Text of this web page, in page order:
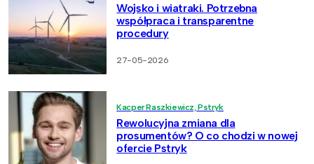
Wojsko i wiatraki. Potrzebna
współpraca i transparentne
procedury
27-05-2026
Kacper Raszkiewicz, Pstryk
Rewolucyjna zmiana dla
prosumentów? O co chodzi w nowej
ofercie Pstryk